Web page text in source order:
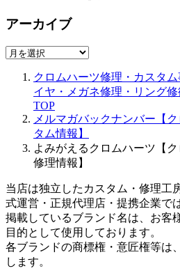
アーカイブ
ア
クロムハーツ修理・カスタ
イヤ・メガネ修理・リング修
TOP
メルマガバックナンバー【
タム情報】
よみがえるクロムハーツ【
修理情報】
当店は独立したカスタム・修理工
式運営・正規代理店・提携企業で
掲載しているブランド名は、お客
目的として使用しております。
各ブランドの商標権・意匠権等は
します。